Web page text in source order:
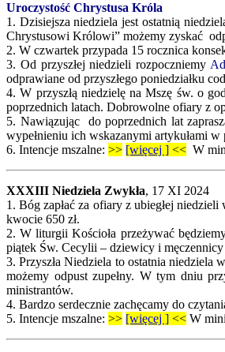
Uroczystość Chrystusa Króla
1. Dzisiejsza niedziela jest ostatnią
Chrystusowi Królowi” możemy zyskać
2. W czwartek przypada 15 rocznica
3. Od przyszłej niedzieli rozpoczniemy
odprawiane od przyszłego poniedziałku
4. W przyszłą niedzielę na Mszę św. o
poprzednich latach. Dobrowolne ofiary z
5. Nawiązując do poprzednich lat
wypełnieniu ich wskazanymi artykułami
6. Intencje mszalne: >> [więcej ] << W
XXXIII Niedziela Zwykła, 17 XI 2024
1. Bóg zapłać za ofiary z ubiegłej
kwocie 650 zł.
2. W liturgii Kościoła przeżywać
piątek Św. Cecylii – dziewicy i
3. Przyszła Niedziela to ostatnia niedziela
możemy odpust zupełny. W tym dniu
ministrantów.
4. Bardzo serdecznie zachęcamy do
5. Intencje mszalne: >> [więcej ] << W